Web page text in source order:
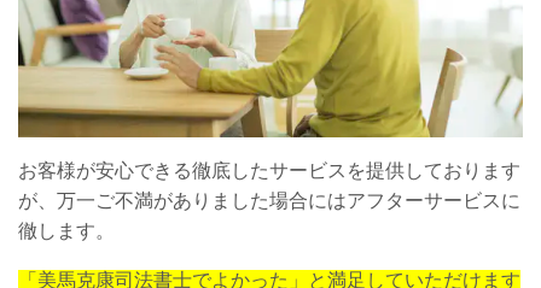
お客様が安心できる徹底したサービスを提供しております
が、万一ご不満がありました場合にはアフターサービスに
徹します。
「美馬克康司法書士でよかった」と満足していただけます